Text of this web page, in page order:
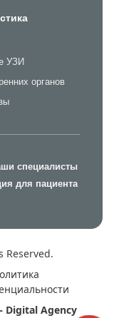
УЗИ
органов
специалисты
для пациента
Reserved.
Digital Agency